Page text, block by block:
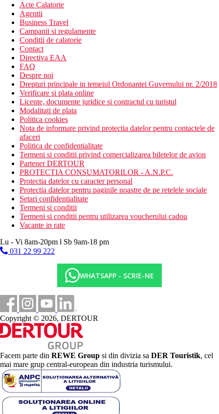
Acte Calatorie
Agentii
Business Travel
Campanii si regulamente
Conditii de calatorie
Contact
Directiva EAA
FAQ
Despre noi
Drepturi principale in temeiul Ordonantei Guvernului nr. 2/2018
Verificare si plata online
Licente, documente juridice si contractul cu turistul
Modalitati de plata
Politica cookies
Nota de informare privind protectia datelor pentru contactele de
afaceri
Politica de confidentialitate
Termeni si conditii privind comercializarea biletelor de avion
Partener DERTOUR
PROTECTIA CONSUMATORILOR - A.N.P.C.
Protectia datelor cu caracter personal
Protectia datelor pentru paginile noastre de pe retelele sociale
Setari confidentialitate
Termeni si conditii
Termeni si conditii pentru utilizarea voucherului cadou
Vacante in rate
Lu - Vi 8am-20pm l Sb 9am-18 pm
031 22 99 222
WHATSAPP - SCRIE-NE
Copyright © 2026, DERTOUR
Facem parte din REWE Group si din divizia sa DER Touristik, cel
mai mare grup central-european din industria turismului.